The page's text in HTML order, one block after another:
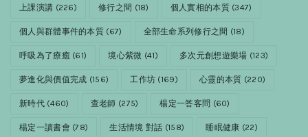
上課演講 (226) 修行之間 (18) 個人實相的本質(347)
個人與群體事件的本質 (67) 全部生命系列修行之間 (18)
呼吸為了療癒 (61) 境心紫微 (41) 多次元創想遊樂場 (123)
夢進化與價值完成 (156) 工作坊 (169) 心靈的本質 (220)
新時代(460) 查老師 (275) 楊定一答客問 (60)
楊定一讀書會 (78) 生活情境 對話 (158) 睡眠健康 (22)